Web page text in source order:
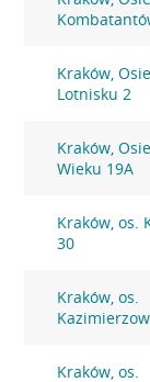
Kraków,
Lotnisku 2
Kraków,
Wieku 19A
Kraków, os.
30
Kraków, os.
Kraków, os.